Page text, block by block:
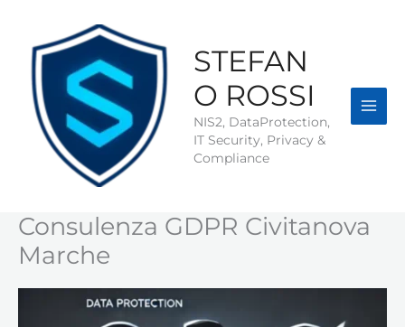
contenuto
STEFAN
O ROSSI
NIS2, DataProtection,
IT Security, Privacy &
Compliance
Consulenza GDPR Civitanova
Marche